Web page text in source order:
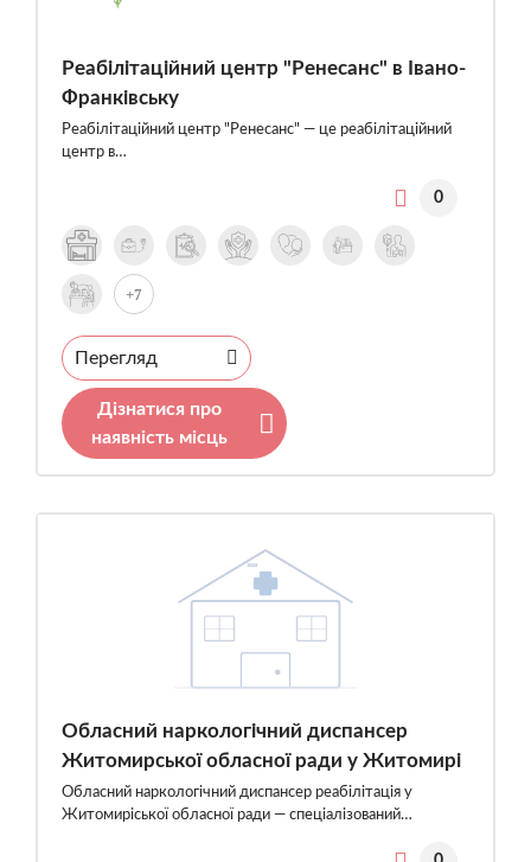
Реабілітаційний центр "Ренесанс" в Івано-
Франківську
Реабілітаційний центр "Ренесанс" — це реабілітаційний
центр в…
0
+7
Перегляд
Дізнатися про
наявність місць
Обласний наркологічний диспансер
Житомирської обласної ради у Житомирі
Обласний наркологічний диспансер реабілітація у
Житомиріської обласної ради — спеціалізований…